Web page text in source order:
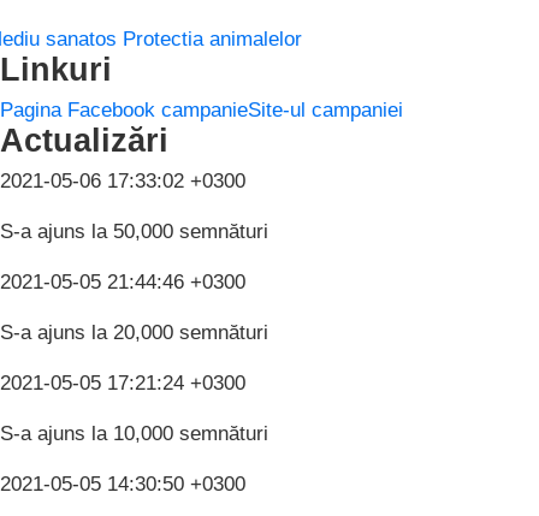
sanatos Protectia animalelor
Linkuri
Pagina Facebook campanieSite-ul campaniei
Actualizări
2021-05-06 17:33:02 +0300
S-a ajuns la 50,000 semnături
2021-05-05 21:44:46 +0300
S-a ajuns la 20,000 semnături
2021-05-05 17:21:24 +0300
S-a ajuns la 10,000 semnături
2021-05-05 14:30:50 +0300